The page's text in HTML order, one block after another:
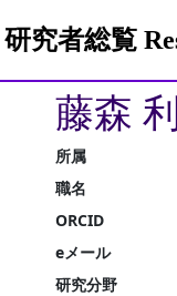
研究者総覧
藤森
所属
職名
ORCID
eメール
研究分野